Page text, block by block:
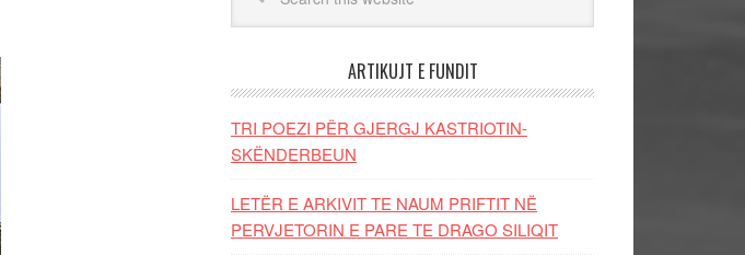
ARTIKUJT E FUNDIT
TRI POEZI PËR GJERGJ KASTRIOTIN-
SKËNDERBEUN
LETËR E ARKIVIT TE NAUM PRIFTIT NË
PERVJETORIN E PARE TE DRAGO SILIQIT